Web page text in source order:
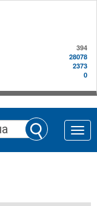
394
28078
2373
0
Toggle